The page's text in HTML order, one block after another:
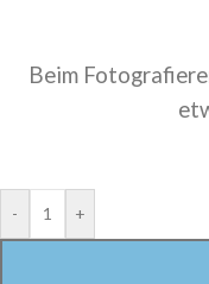
Beim
- +